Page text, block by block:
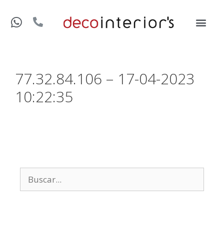
77.32.84.106 – 17-04-2023
10:22:35